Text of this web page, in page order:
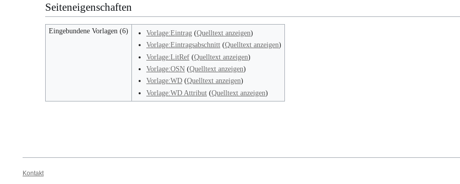
Seiteneigenschaften
Eingebundene Vorlagen (6) Vorlage:Eintrag(Quelltext anzeigen)
Vorlage:Eintragsabschnitt(Quelltext anzeigen)
Vorlage:LitRef(Quelltext anzeigen)
Vorlage:OSN(Quelltext anzeigen)
Vorlage:WD(Quelltext anzeigen)
Vorlage:WD Attribut(Quelltext anzeigen)
Kontakt